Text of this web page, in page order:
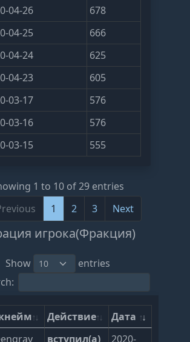
04-26
678
04-25
666
04-24
625
04-23
605
03-17
576
03-16
576
03-15
555
1 to 10 of 29 entries
1 2 3 Next
игрока(Фракция)
Show
entries
Действие
Дата
вступил(а) 2020-